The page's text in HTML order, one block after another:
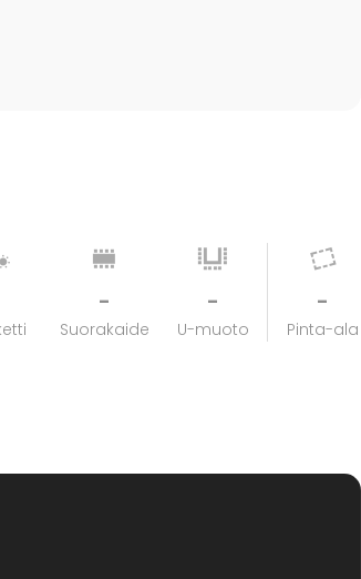
-
Suorakaide
-
U-muoto
-
Pinta-ala